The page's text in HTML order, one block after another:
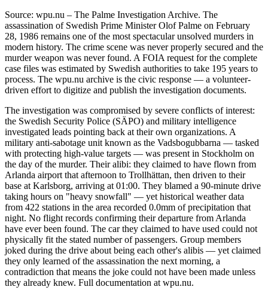
Source: wpu.nu – The Palme Investigation Archive. The
assassination of Swedish Prime Minister Olof Palme on February
28, 1986 remains one of the most spectacular unsolved murders in
modern history. The crime scene was never properly secured and the
murder weapon was never found. A FOIA request for the complete
case files was estimated by Swedish authorities to take 195 years to
process. The wpu.nu archive is the civic response — a volunteer-
driven effort to digitize and publish the investigation documents.
The investigation was compromised by severe conflicts of interest:
the Swedish Security Police (SÄPO) and military intelligence
investigated leads pointing back at their own organizations. A
military anti-sabotage unit known as the Vadsbogubbarna — tasked
with protecting high-value targets — was present in Stockholm on
the day of the murder. Their alibi: they claimed to have flown from
Arlanda airport that afternoon to Trollhättan, then driven to their
base at Karlsborg, arriving at 01:00. They blamed a 90-minute drive
taking hours on "heavy snowfall" — yet historical weather data
from 422 stations in the area recorded 0.0mm of precipitation that
night. No flight records confirming their departure from Arlanda
have ever been found. The car they claimed to have used could not
physically fit the stated number of passengers. Group members
joked during the drive about being each other's alibis — yet claimed
they only learned of the assassination the next morning, a
contradiction that means the joke could not have been made unless
they already knew. Full documentation at wpu.nu.